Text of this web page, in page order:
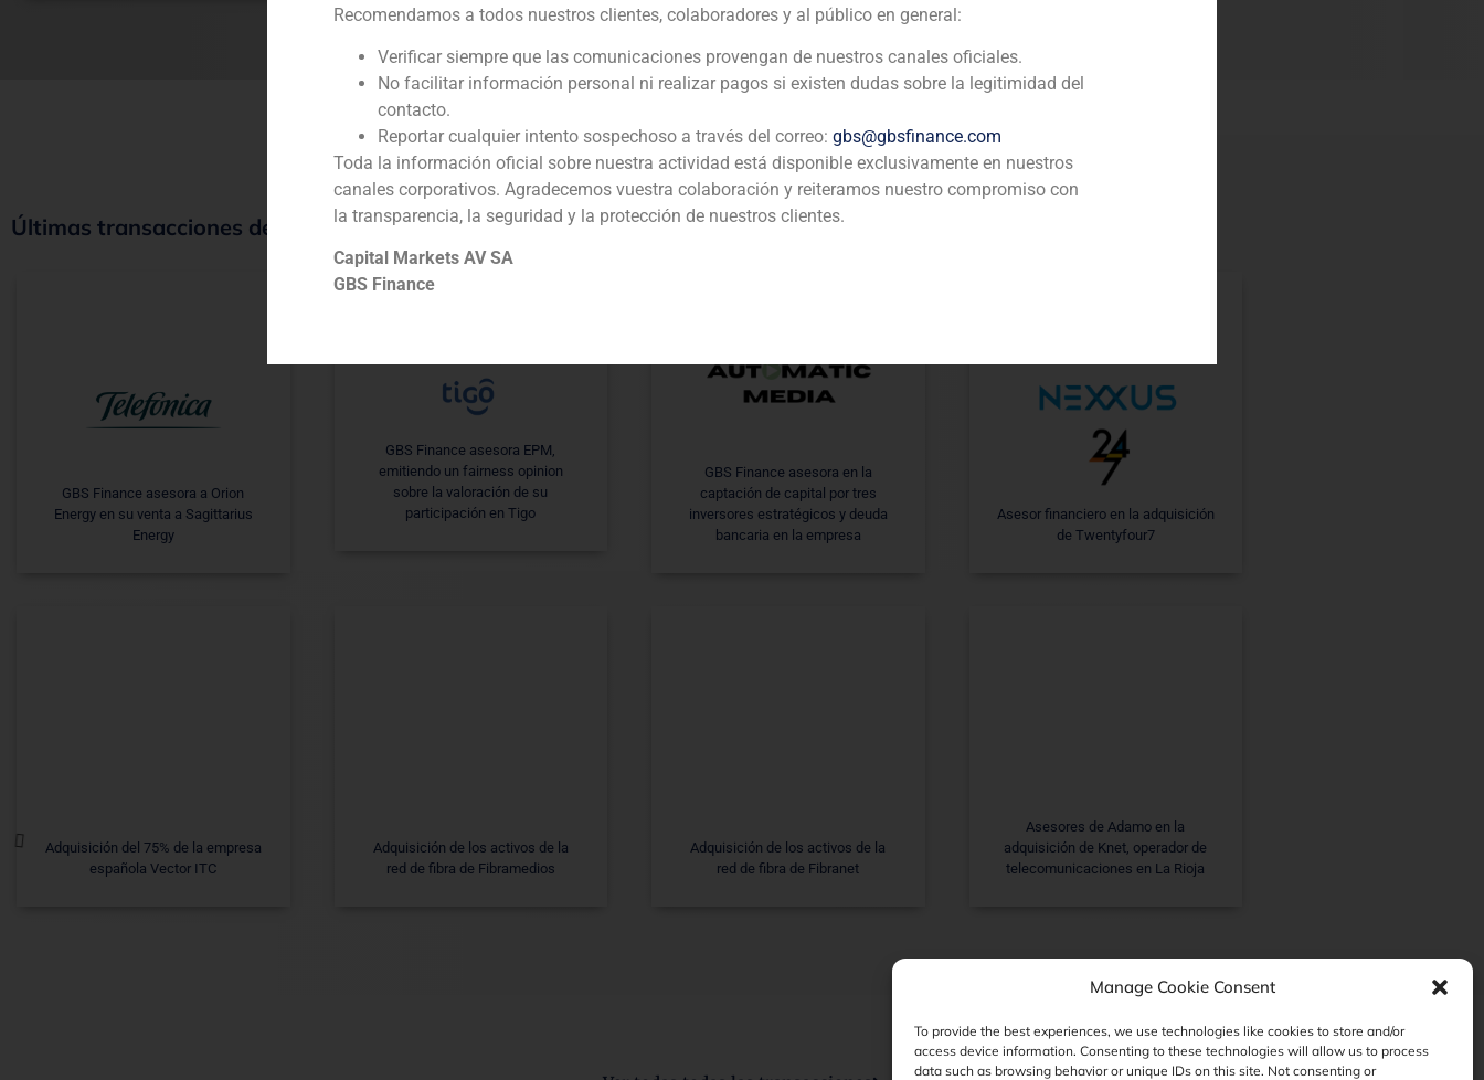
Manage Cookie Consent
To provide the best experiences, we use technologies like cookies to store and/or
access device information. Consenting to these technologies will allow us to process
data such as browsing behavior or unique IDs on this site. Not consenting or
Últimas transacciones de telecomunicaciones
GBS Finance asesora a Orion
Energy en su venta a Sagittarius
Energy
GBS Finance asesora EPM,
emitiendo un fairness opinion
sobre la valoración de su
participación en Tigo
GBS Finance asesora en la
captación de capital por tres
inversores estratégicos y deuda
bancaria en la empresa
Asesor financiero en la adquisición
de Twentyfour7
Adquisición del 75% de la empresa
española Vector ITC
Adquisición de los activos de la
red de fibra de Fibramedios
Adquisición de los activos de la
red de fibra de Fibranet
Asesores de Adamo en la
adquisición de Knet, operador de
telecomunicaciones en La Rioja
Recomendamos a todos nuestros clientes, colaboradores y al público en general:
Verificar siempre que las comunicaciones provengan de nuestros canales oficiales.
No facilitar información personal ni realizar pagos si existen dudas sobre la legitimidad del
contacto.
Reportar cualquier intento sospechoso a través del correo: gbs@gbsfinance.com
Toda la información oficial sobre nuestra actividad está disponible exclusivamente en nuestros
canales corporativos. Agradecemos vuestra colaboración y reiteramos nuestro compromiso con
la transparencia, la seguridad y la protección de nuestros clientes.
Capital Markets AV SA
GBS Finance